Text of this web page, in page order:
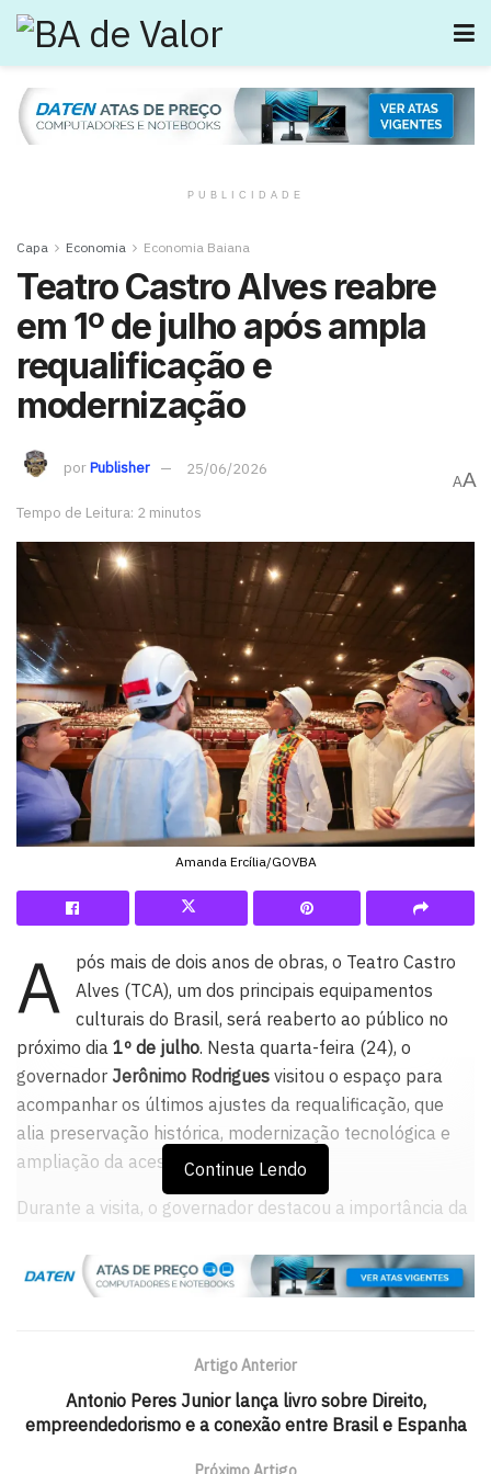
PUBLICIDADE
Capa Economia Economia Baiana
Teatro Castro Alves reabre
em 1º de julho após ampla
requalificação e
modernização
porPublisher 25/06/2026
Tempo de Leitura: 2 minutos
AA
Amanda Ercília/GOVBA
A
pós mais de dois anos de obras, o Teatro Castro
Alves (TCA), um dos principais equipamentos
culturais do Brasil, será reaberto ao público no
próximo dia 1º de julho. Nesta quarta-feira (24), o
governador Jerônimo Rodrigues visitou o espaço para
acompanhar os últimos ajustes da requalificação, que
alia preservação histórica, modernização tecnológica e
ampliação da acessibilidade.
Durante a visita, o governador destacou a importância da
brasileira.
o Teatro Castro Alves estará novamente de portas
abertas, com uma estrutura moderna, atualizada e
preparada para seguir como um dos maiores
Continue Lendo
Artigo Anterior
Antonio Peres Junior lança livro sobre Direito,
empreendedorismo e a conexão entre Brasil e Espanha